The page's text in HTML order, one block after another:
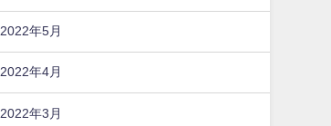
2022年5月
2022年4月
2022年3月